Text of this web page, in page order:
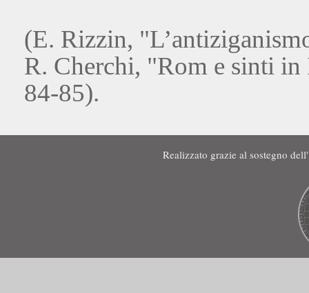
(E. Rizzin,
R. Cherchi, "Rom e sinti in
84-85).
Realizzato grazie al sostegno